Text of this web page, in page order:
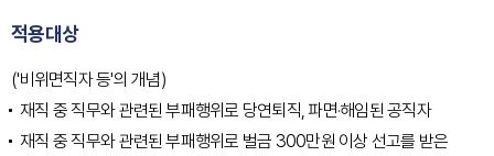
적용대상
('비위면직자 등'의 개념)
재직 중 직무와 관련된 부패행위로 당연퇴직, 파면·해임된 공직자
재직 중 직무와 관련된 부패행위로 벌금 300만원 이상 선고를 받은